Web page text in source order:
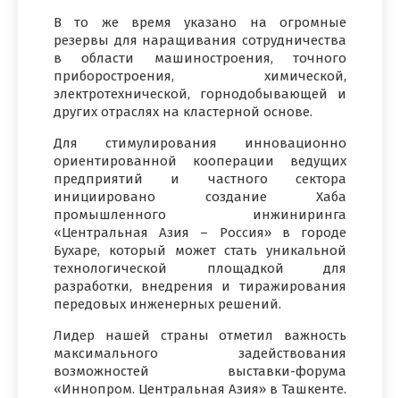
В то же время указано на огромные
резервы для наращивания сотрудничества
в области машиностроения, точного
приборостроения, химической,
электротехнической, горнодобывающей и
других отраслях на кластерной основе.
Для стимулирования инновационно
ориентированной кооперации ведущих
предприятий и частного сектора
инициировано создание Хаба
промышленного инжиниринга
«Центральная Азия – Россия» в городе
Бухаре, который может стать уникальной
технологической площадкой для
разработки, внедрения и тиражирования
передовых инженерных решений.
Лидер нашей страны отметил важность
максимального задействования
возможностей выставки-форума
«Иннопром. Центральная Азия» в Ташкенте.